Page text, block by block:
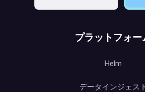
プラットフォー
Helm
データインジェス